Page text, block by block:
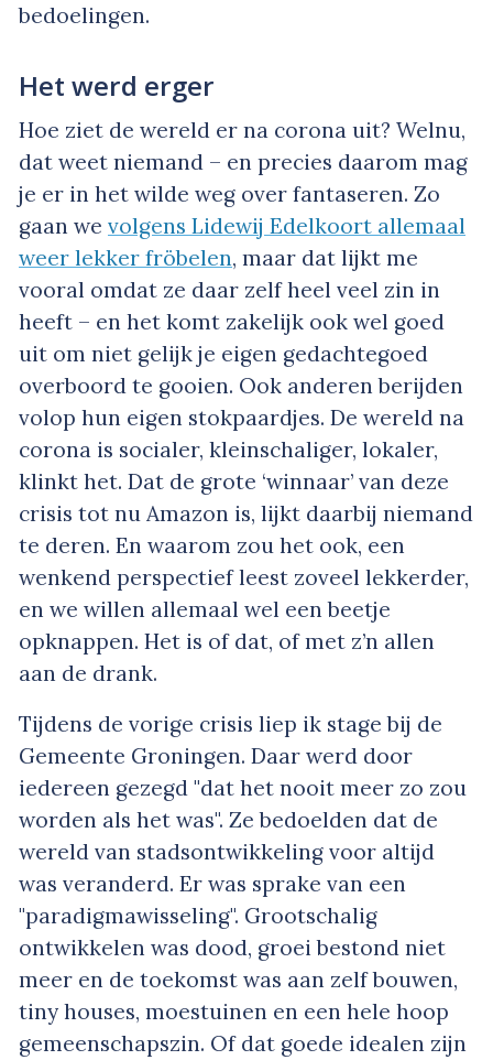
bedoelingen.
Het werd erger
Hoe ziet de wereld er na corona uit? Welnu,
dat weet niemand – en precies daarom mag
je er in het wilde weg over fantaseren. Zo
gaan we volgens Lidewij Edelkoort allemaal
weer lekker fröbelen, maar dat lijkt me
vooral omdat ze daar zelf heel veel zin in
heeft – en het komt zakelijk ook wel goed
uit om niet gelijk je eigen gedachtegoed
overboord te gooien. Ook anderen berijden
volop hun eigen stokpaardjes. De wereld na
corona is socialer, kleinschaliger, lokaler,
klinkt het. Dat de grote ‘winnaar’ van deze
crisis tot nu Amazon is, lijkt daarbij niemand
te deren. En waarom zou het ook, een
wenkend perspectief leest zoveel lekkerder,
en we willen allemaal wel een beetje
opknappen. Het is of dat, of met z’n allen
aan de drank.
Tijdens de vorige crisis liep ik stage bij de
Gemeente Groningen. Daar werd door
iedereen gezegd "dat het nooit meer zo zou
worden als het was". Ze bedoelden dat de
wereld van stadsontwikkeling voor altijd
was veranderd. Er was sprake van een
"paradigmawisseling". Grootschalig
ontwikkelen was dood, groei bestond niet
meer en de toekomst was aan zelf bouwen,
tiny houses, moestuinen en een hele hoop
gemeenschapszin. Of dat goede idealen zijn